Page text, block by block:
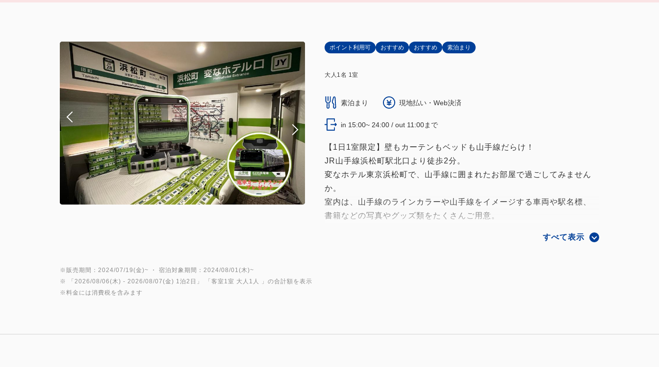
ポイント利用可 おすすめ おすすめ 素泊まり
大人 1名 1室
素泊まり 現地払い・Web決済
in 15:00~ 24:00 / out 11:00まで
【1日1室限定】壁もカーテンもベッドも山手線だらけ！
JR山手線浜松町駅北口より徒歩2分。
変なホテル東京浜松町で、山手線に囲まれたお部屋で過ごしてみません
か。
室内は、山手線のラインカラーや山手線をイメージする車両や駅名標、
書籍などの写真やグッズ類をたくさんご用意。
すべて表示
※販売期間：2024/07/19(金)~ ・ 宿泊対象期間：2024/08/01(木)~
※ 「 2026/08/06(木) - 2026/08/07(金) 1泊2日 」 「 客室1室 大人1人
」の合計額を表示
※料金には消費税を含みます